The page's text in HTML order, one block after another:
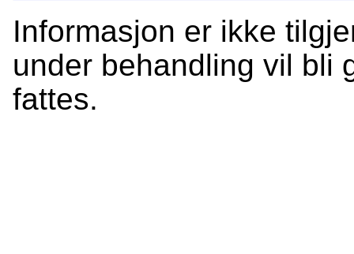
Informasjon er ikke
under behandling vil bli
fattes.